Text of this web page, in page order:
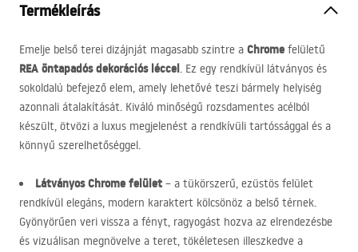
Termékleírás
Emelje belső terei dizájnját magasabb szintre a Chrome felületű
REA öntapadós dekorációs léccel. Ez egy rendkívül látványos és
sokoldalú befejező elem, amely lehetővé teszi bármely helyiség
azonnali átalakítását. Kiváló minőségű rozsdamentes acélból
készült, ötvözi a luxus megjelenést a rendkívüli tartóssággal és a
könnyű szerelhetőséggel.
Látványos Chrome felület – a tükörszerű, ezüstös felület
rendkívül elegáns, modern karaktert kölcsönöz a belső térnek.
Gyönyörűen veri vissza a fényt, ragyogást hozva az elrendezésbe
és vizuálisan megnövelve a teret, tökéletesen illeszkedve a